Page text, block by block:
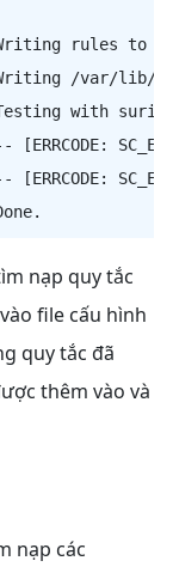
rules to /
/var/lib/
with
nạp quy tắc
file cấu hình
quy tắc đã
thêm vào và
nạp các